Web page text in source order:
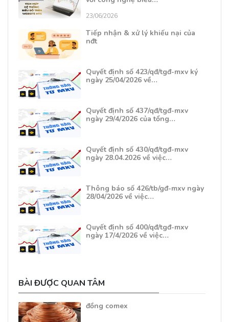
23/06/2026
Tiếp nhận & xử lý khiếu nại của
nđt
Quyết định số 423/qđ/tgđ-mxv ký
ngày 25/04/2026 về…
Quyết định số 437/qđ/tgđ-mxv
ngày 29/4/2026 của tổng…
Quyết định số 430/qđ/tgđ-mxv
ngày 28.04.2026 về việc…
Thông báo số 426/tb/gđ-mxv ngày
28/04/2026 về việc…
Quyết định số 400/qđ/tgđ-mxv
ngày 17/4/2026 về việc…
BÀI ĐƯỢC QUAN TÂM
đồng comex